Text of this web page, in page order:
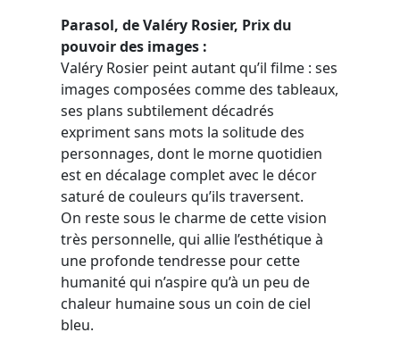
Parasol, de Valéry Rosier, Prix du
pouvoir des images :
Valéry Rosier peint autant qu’il filme : ses
images composées comme des tableaux,
ses plans subtilement décadrés
expriment sans mots la solitude des
personnages, dont le morne quotidien
est en décalage complet avec le décor
saturé de couleurs qu’ils traversent.
On reste sous le charme de cette vision
très personnelle, qui allie l’esthétique à
une profonde tendresse pour cette
humanité qui n’aspire qu’à un peu de
chaleur humaine sous un coin de ciel
bleu.